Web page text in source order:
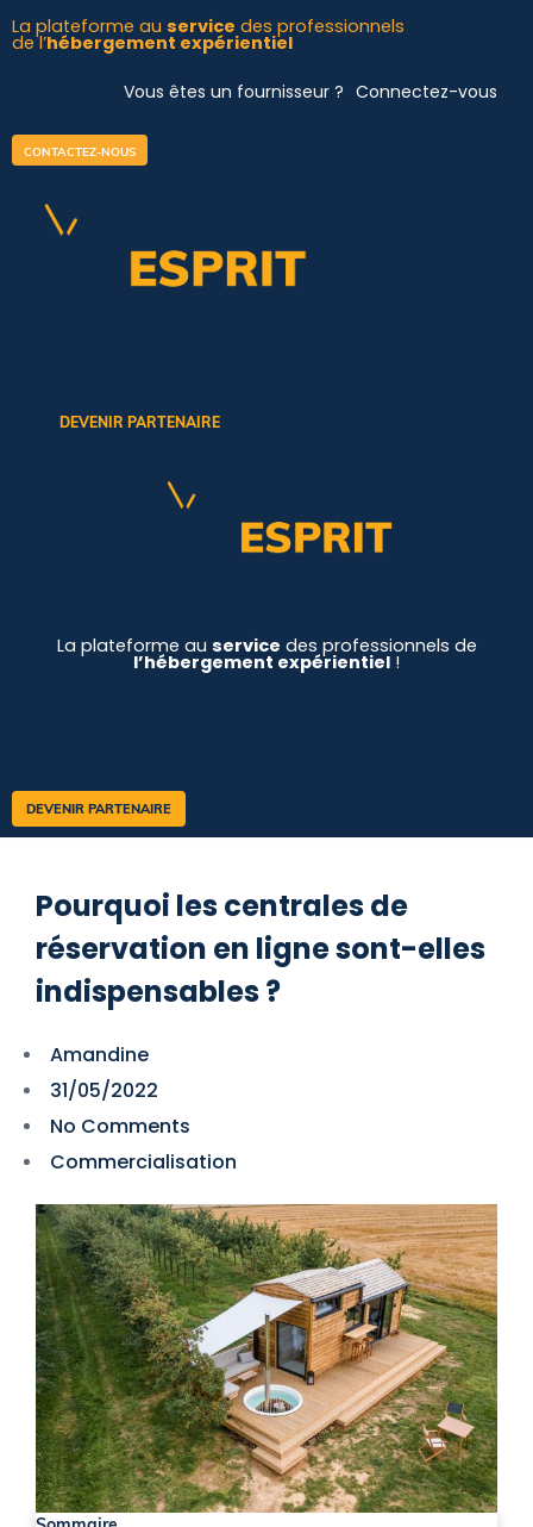
Aller
au
La plateforme au service des professionnels
de l’hébergement expérientiel
Vous êtes un fournisseur ? Connectez-vous
CONTACTEZ-NOUS
DEVENIR PARTENAIRE
La plateforme au service des professionnels de
l’hébergement expérientiel !
DEVENIR PARTENAIRE
Pourquoi les centrales de
réservation en ligne sont-elles
indispensables ?
Amandine
31/05/2022
No Comments
Commercialisation